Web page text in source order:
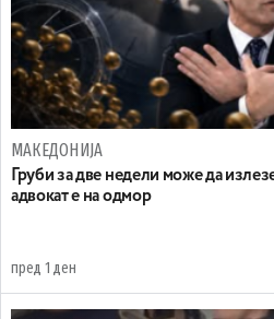
МАКЕДОНИЈА
Груби за две недели може да
адвокат е на одмор
пред 1 ден